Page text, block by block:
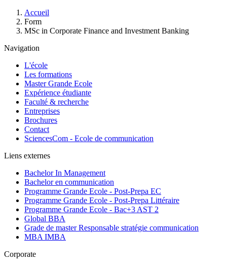
d'Ariane
Accueil
Form
MSc in Corporate Finance and Investment Banking
Navigation
L'école
Les formations
Master Grande Ecole
Expérience étudiante
Faculté & recherche
Entreprises
Brochures
Contact
SciencesCom - Ecole de communication
Liens externes
Bachelor In Management
Bachelor en communication
Programme Grande Ecole - Post-Prepa EC
Programme Grande Ecole - Post-Prepa Littéraire
Programme Grande Ecole - Bac+3 AST 2
Global BBA
Grade de master Responsable stratégie communication
MBA IMBA
Corporate